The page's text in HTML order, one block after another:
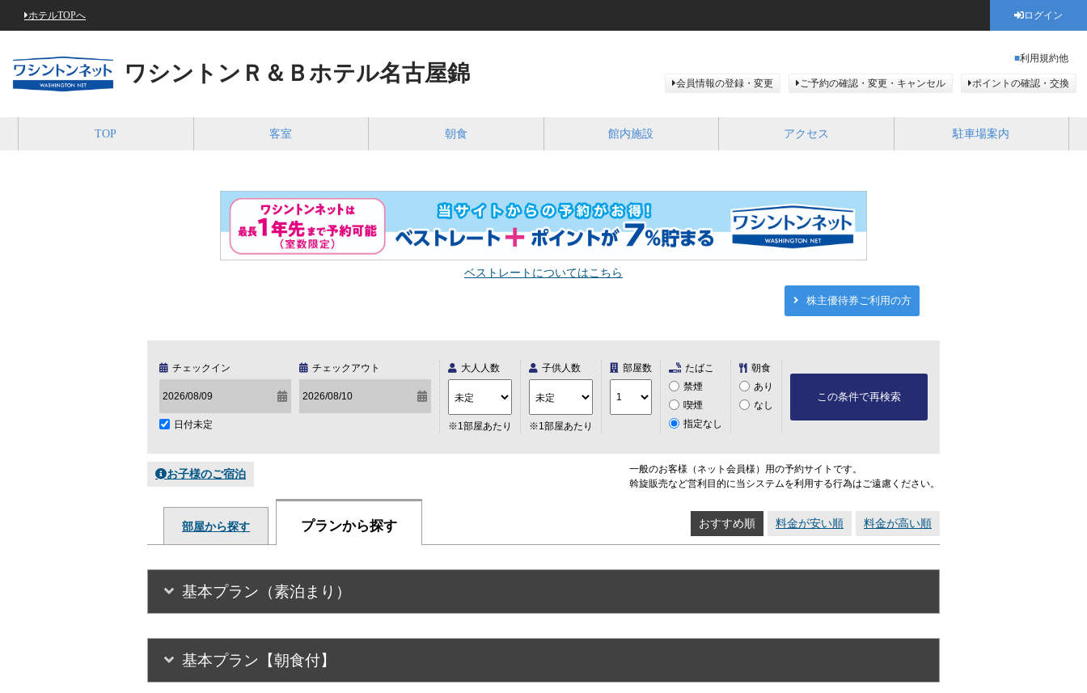
ホテルTOPへ ログイン
ワシントンＲ＆Ｂホテル名古屋錦
利用規約他
会員情報の登録・変更 ご予約の確認・変更・キャンセル ポイントの確認・交換
TOP 客室 朝食 館内施設 アクセス 駐車場案内
ベストレートについてはこちら
株主優待券ご利用の方
チェックイン チェックアウト
日付未定
大人人数
※1部屋あたり
子供人数
※1部屋あたり
部屋数
たばこ
禁煙
喫煙
指定なし
朝食
あり
なし
この条件で再検索
お子様のご宿泊
一般のお客様（ネット会員様）用の予約サイトです。
斡旋販売など営利目的に当システムを利用する行為はご遠慮ください。
部屋から探す プランから探す おすすめ順 料金が安い順 料金が高い順
基本プラン（素泊まり）
基本プラン【朝食付】